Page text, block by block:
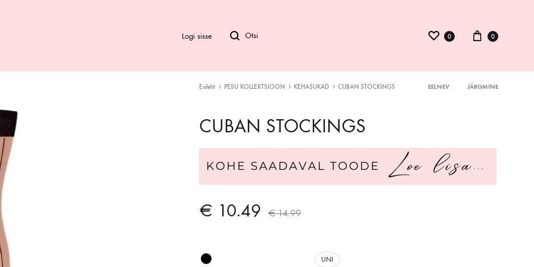
Logi sisse
Rakmed
0 0
Esileht PESU KOLLEKTSIOON KEHASUKAD CUBAN STOCKINGS EELNEV JÄRGMINE
CUBAN STOCKINGS
€ 10.49 €14.99
UNI